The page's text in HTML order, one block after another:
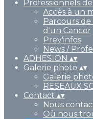
Professionnels
Accès à un
Parcours
d'un Cancer
Prev'infos
News /
ADHESION ▴▾
Galerie photo ▴▾
Galerie
RESEAUX
Contact ▴▾
Nous
Où nous